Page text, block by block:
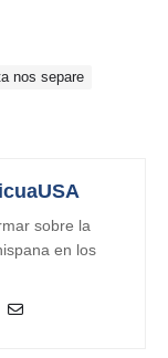
nos separe
sobre la
en los